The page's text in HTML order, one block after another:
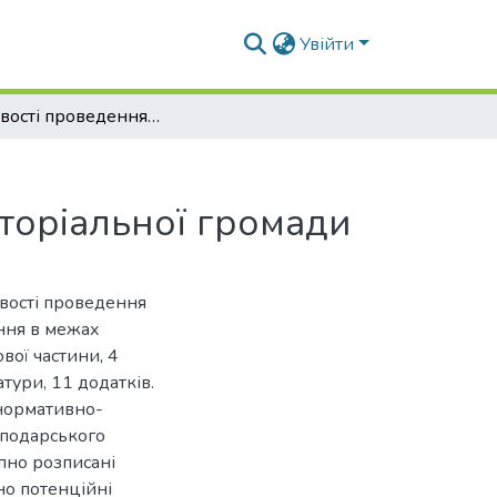
Увійти
Особливості проведення інвентаризації земель лісогосподарського призначення в межах територіальної громади
громади
проведення
в межах
частини, 4
11 додатків.
розписані
потенційні